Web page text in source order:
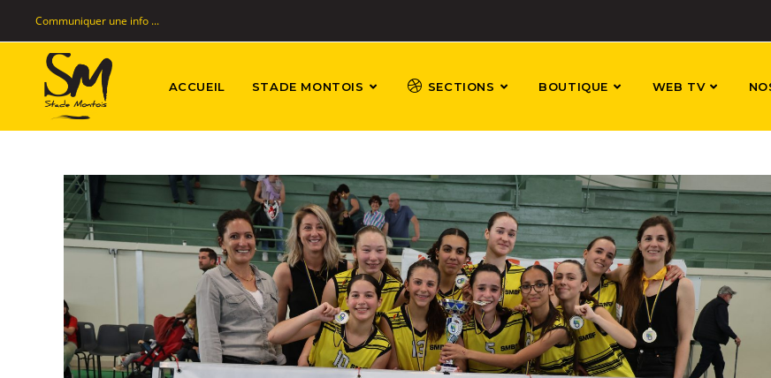
Communiquer une info ...
ACCUEIL STADE MONTOIS SECTIONS BOUTIQUE WEB TV